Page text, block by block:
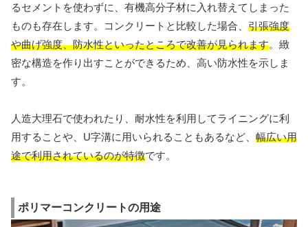
るセメントを使わずに、有機高分子材に入れ替えてしまった
ものも存在します。コンクリートと比較した場合、 引張強度
や曲げ強度、防水性といったところで改善が見られます。緻
密な構造を作り出すことができるため、高い防水性を示しま
す。
人造大理石で使われたり、耐水性を利用してライニングに利
用することや、U字溝に用いられることもあるなど、 幅広い用
途で利用されているのが特徴です。
ポリマーコンクリートの用途